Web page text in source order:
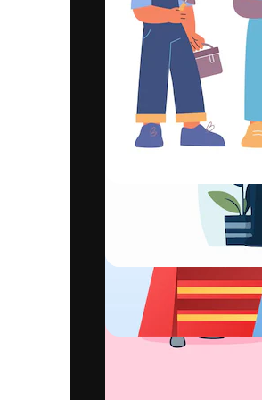
La piattaforma
migliori lavori.
creativi,
Italiano